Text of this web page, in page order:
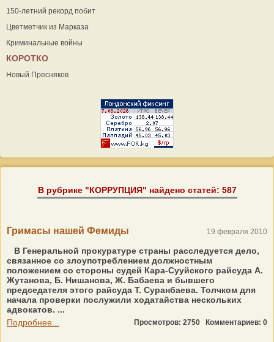
150-летний рекорд побит
Цветметчик из Марказа
Криминальные войны
КОРОТКО
Новый Пресняков
В рубрике "КОРРУПЦИЯ" найдено статей: 587
Гримасы нашей Фемиды 19 февраля 2010
В Генеральной прокуратуре страны расследуется дело,
связанное со злоупотреблением должностным
положением со стороны судей Кара-Сууйского райсуда А.
Жутанова, Б. Нишанова, Ж. Бабаева и бывшего
председателя этого райсуда Т. Суранбаева. Толчком для
начала проверки послужили ходатайства нескольких
адвокатов. ...
Подробнее...
Просмотров: 2750 Комментариев: 0